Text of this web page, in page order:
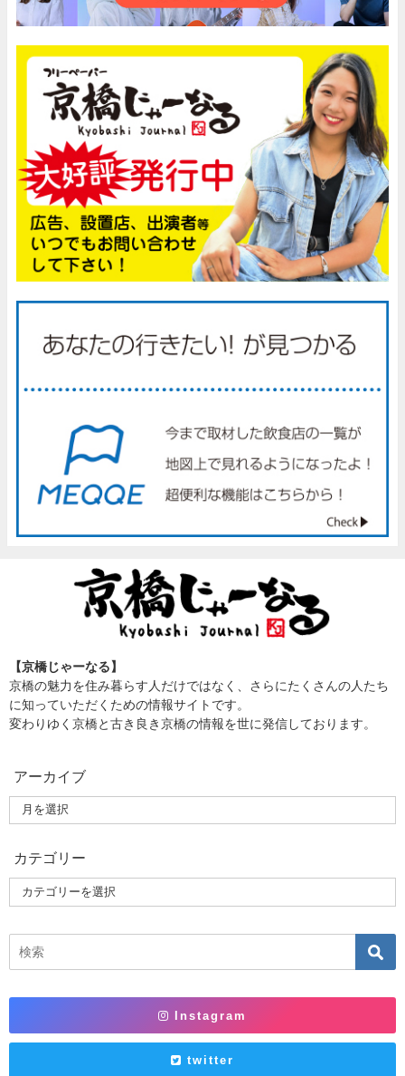
【京橋じゃーなる】
京橋の魅力を住み暮らす人だけではなく、さらにたくさんの人たち
に知っていただくための情報サイトです。
変わりゆく京橋と古き良き京橋の情報を世に発信しております。
アーカイブ
カテゴリー
Instagram
twitter